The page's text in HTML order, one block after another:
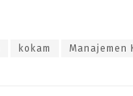
kokam Manajemen